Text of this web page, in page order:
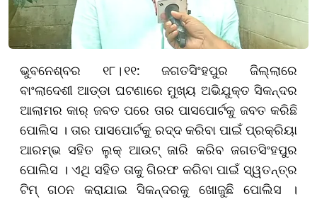
ଭୁବନେଶ୍ବର ୧୮। ୧୧:ଜଗତସିଂହପୁର ଜିଲ୍ଲାରେ
ବାଂଲାଦେଶୀ ଆଡ୍ଡା ଘଟଣାରେ ମୁଖ୍ୟ ଅଭିଯୁକ୍ତ ସିକନ୍ଦର
ଆଲାମର କାର୍ ଜବତ ପରେ ତାର ପାସପୋର୍ଟକୁ ଜବତ କରିଛି
ପୋଲିସ । ତାର ପାସପୋର୍ଟକୁ ରଦ୍ଦ କରିବା ପାଇଁ ପ୍ରକ୍ରିୟା
ଆରମ୍ଭ ସହିତ ଲୁକ୍ ଆଉଟ୍ ଜାରି କରିବ ଜଗତସିଂହପୁର
ପୋଲିସ । ଏଥି ସହିତ ତାକୁ ଗିରଫ କରିବା ପାଇଁ ସ୍ୱତନ୍ତ୍ର
ଟିମ୍ ଗଠନ କରାଯାଇ ସିକନ୍ଦରକୁ ଖୋଜୁଛି ପୋଲିସ ।